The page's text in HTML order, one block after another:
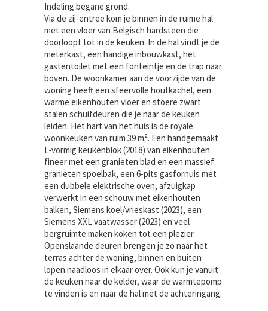
Indeling begane grond:
Via de zij-entree kom je binnen in de ruime hal
met een vloer van Belgisch hardsteen die
doorloopt tot in de keuken. In de hal vindt je de
meterkast, een handige inbouwkast, het
gastentoilet met een fonteintje en de trap naar
boven. De woonkamer aan de voorzijde van de
woning heeft een sfeervolle houtkachel, een
warme eikenhouten vloer en stoere zwart
stalen schuifdeuren die je naar de keuken
leiden. Het hart van het huis is de royale
woonkeuken van ruim 39 m². Een handgemaakt
L-vormig keukenblok (2018) van eikenhouten
fineer met een granieten blad en een massief
granieten spoelbak, een 6-pits gasfornuis met
een dubbele elektrische oven, afzuigkap
verwerkt in een schouw met eikenhouten
balken, Siemens koel/vrieskast (2023), een
Siemens XXL vaatwasser (2023) en veel
bergruimte maken koken tot een plezier.
Openslaande deuren brengen je zo naar het
terras achter de woning, binnen en buiten
lopen naadloos in elkaar over. Ook kun je vanuit
de keuken naar de kelder, waar de warmtepomp
te vinden is en naar de hal met de achteringang.